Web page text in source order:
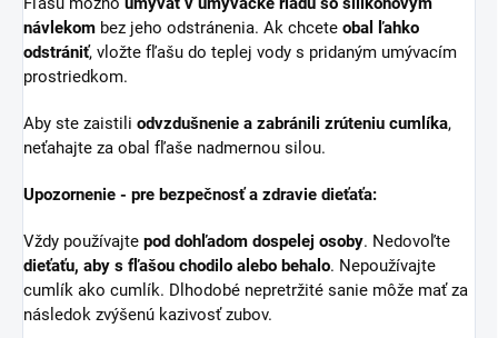
návlekom bez jeho odstránenia. Ak chcete obal ľahko
odstrániť, vložte fľašu do teplej vody s pridaným umývacím
prostriedkom.
Aby ste zaistili odvzdušnenie a zabránili zrúteniu cumlíka,
neťahajte za obal fľaše nadmernou silou.
Upozornenie - pre bezpečnosť a zdravie dieťaťa:
Vždy používajte pod dohľadom dospelej osoby. Nedovoľte
dieťaťu, aby s fľašou chodilo alebo behalo. Nepoužívajte
cumlík ako cumlík. Dlhodobé nepretržité sanie môže mať za
následok zvýšenú kazivosť zubov.